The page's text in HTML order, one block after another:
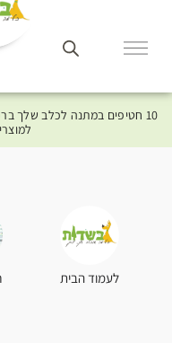
10 חטיפים במתנה לכלב שלך
לעמוד הבית